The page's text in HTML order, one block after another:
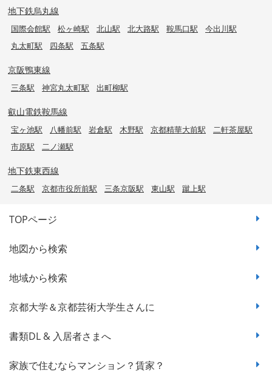
地下鉄烏丸線
国際会館駅 松ヶ崎駅 北山駅 北大路駅 鞍馬口駅
今出川駅
丸太町駅
四条駅 五条駅
京阪鴨東線
三条駅 神宮丸太町駅 出町柳駅
叡山電鉄鞍馬線
宝ヶ池駅 八幡前駅 岩倉駅 木野駅 京都精華大前駅
二軒茶屋駅
市原駅
二ノ瀬駅
地下鉄東西線
二条駅 京都市役所前駅 三条京阪駅 東山駅 蹴上駅
TOPページ
地図から検索
地域から検索
京都大学＆京都芸術大学生さんに
書類DL & 入居者さまへ
家族で住むならマンション？賃家？